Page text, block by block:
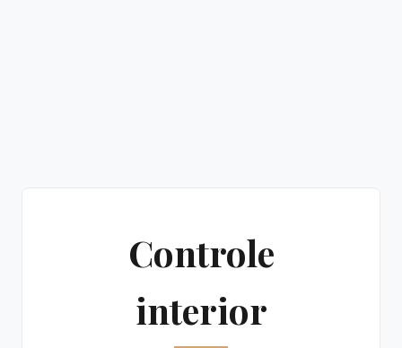
Controle
interior